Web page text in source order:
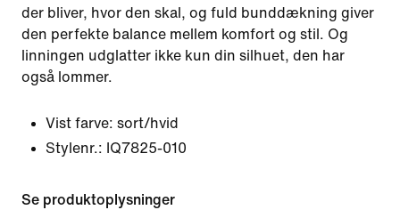
der bliver, hvor den skal, og fuld bunddækning giver
den perfekte balance mellem komfort og stil. Og
linningen udglatter ikke kun din silhuet, den har
også lommer.
Vist farve: sort/hvid
Stylenr.: IQ7825-010
Se produktoplysninger